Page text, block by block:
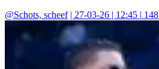
@Schots, scheef | 27-03-26 | 12:45 | 148